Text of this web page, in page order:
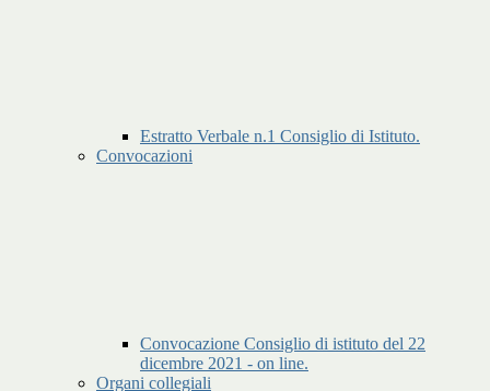
Estratto Verbale n.1 Consiglio di Istituto.
Convocazioni
Convocazione Consiglio di istituto del 22
dicembre 2021 - on line.
Organi collegiali